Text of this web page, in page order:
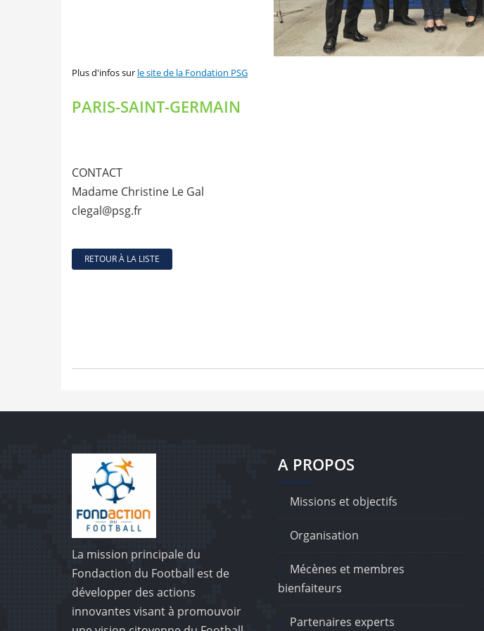
Plus d'infos sur le site de la Fondation PSG
PARIS-SAINT-GERMAIN
CONTACT
Madame Christine Le Gal
clegal@psg.fr
RETOUR À LA LISTE
La mission principale du
Fondaction du Football est de
développer des actions
innovantes visant à promouvoir
A PROPOS
Missions et objectifs
Organisation
Mécènes et membres
bienfaiteurs
Partenaires experts